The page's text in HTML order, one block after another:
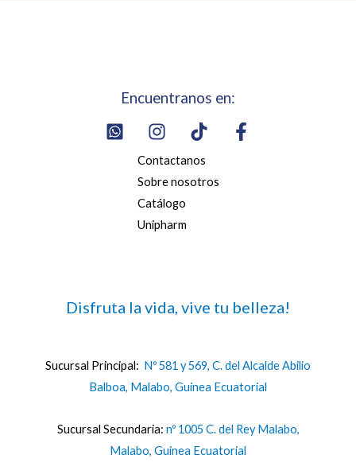
Encuentranos en:
Contactanos
Sobre nosotros
Catálogo
Unipharm
Disfruta la vida, vive tu belleza!
Sucursal Principal: Nº 581 y 569, C. del Alcalde Abilio
Balboa, Malabo, Guinea Ecuatorial
Sucursal Secundaria: nº 1005 C. del Rey Malabo,
Malabo, Guinea Ecuatorial